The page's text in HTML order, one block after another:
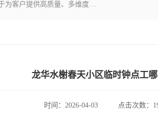
深圳市柏林家政有限公司是一家服务于深圳市民的专业家政公司。致力于为客户提供高质量、多维度的家庭服务，包括养老、母婴、月嫂育婴早教、康复理疗、家电清洗和保洁等方面的专业服务。
龙华水榭春天小区临时钟点工
时间：2026-04-03 点击次数：